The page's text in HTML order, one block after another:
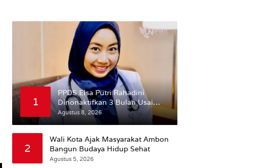
1
PPDS Elsa Putri Rahadini
Dinonaktifkan 3 Bulan Usai
Komentar yang Dinilai
Nirempati ke Pasien BPJS
Agustus 8, 2026
2
Wali Kota Ajak Masyarakat Ambon
Bangun Budaya Hidup Sehat
Agustus 5, 2026